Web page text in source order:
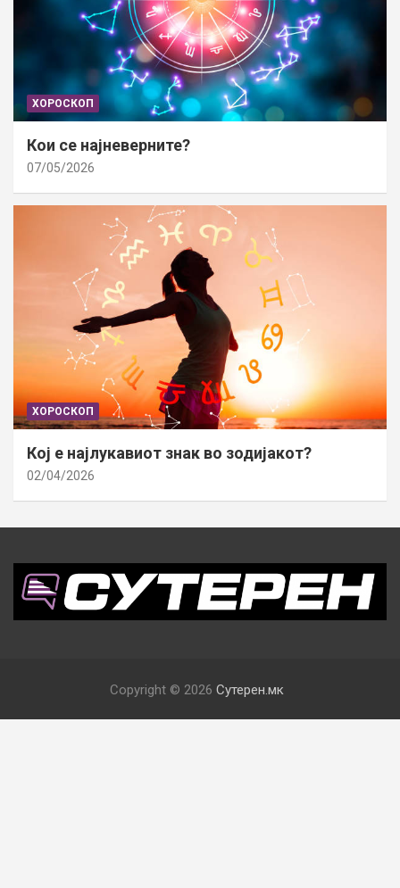
ХОРОСКОП
Кои се најневерните?
07/05/2026
ХОРОСКОП
Кој е најлукавиот знак во зодијакот?
02/04/2026
Copyright © 2026 Сутерен.мк